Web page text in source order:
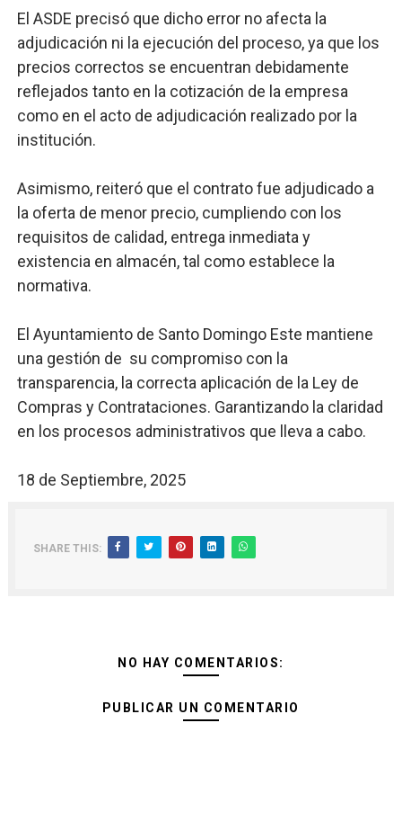
El ASDE precisó que dicho error no afecta la
adjudicación ni la ejecución del proceso, ya que los
precios correctos se encuentran debidamente
reflejados tanto en la cotización de la empresa
como en el acto de adjudicación realizado por la
institución.
Asimismo, reiteró que el contrato fue adjudicado a
la oferta de menor precio, cumpliendo con los
requisitos de calidad, entrega inmediata y
existencia en almacén, tal como establece la
normativa.
El Ayuntamiento de Santo Domingo Este mantiene
una gestión de su compromiso con la
transparencia, la correcta aplicación de la Ley de
Compras y Contrataciones. Garantizando la claridad
en los procesos administrativos que lleva a cabo.
18 de Septiembre, 2025
SHARE THIS:
NO HAY COMENTARIOS:
PUBLICAR UN COMENTARIO